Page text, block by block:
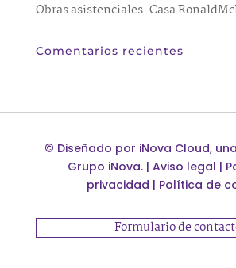
Obras asistenciales. Casa
Comentarios recientes
© Diseñado por iNova Cloud,
Grupo iNova. |Aviso legal |
privacidad | Política de
Formulario de